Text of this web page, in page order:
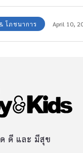
โภชนาการ April 10,
ดี และ มีสุข